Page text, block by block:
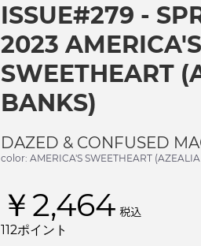
ISSUE#279 -
2023 AMERICA'S
SWEETHEART
BANKS)
DAZED & CONFUSED
color: AMERICA'S SWEETHEART
￥2,464 税込
112ポイント